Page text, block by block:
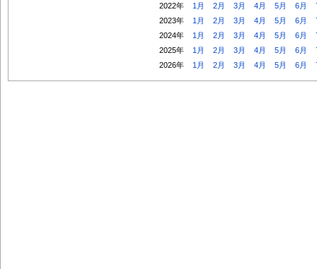
2022年
1月 2月 3月 4月 5月 6月
2023年
1月 2月 3月 4月 5月 6月
2024年
1月 2月 3月 4月 5月 6月
2025年
1月 2月 3月 4月 5月 6月
2026年
1月 2月 3月 4月 5月 6月